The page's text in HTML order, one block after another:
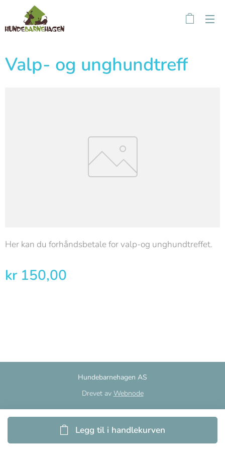
Valp- og unghundtreff
Her kan du forhåndsbetale for valp-og unghundtreffet.
kr 150,00
Legg til i handlekurven
Hundebarnehagen AS
Drevet av Webnode